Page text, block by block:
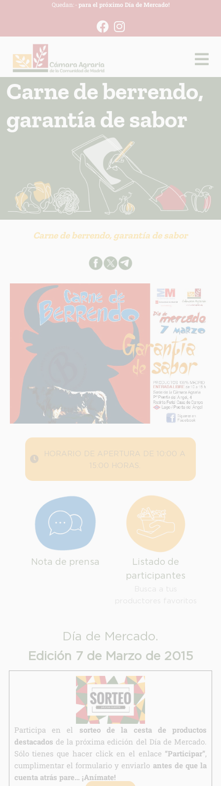
Quedan: -para el próximo Día de Mercado!
Carne de berrendo,
garantía de sabor
Carne de berrendo, garantía de sabor
HORARIO DE APERTURA DE 10:00 A
15:00 HORAS.
Nota de prensa
Listado de
participantes
Día de Mercado.
Edición 7 de Marzo de 2015
Participa en el sorteo de la cesta de productos
destacados de la próxima edición del Día de Mercado.
Sólo tienes que hacer click en el enlace “Participar”,
cumplimentar el formulario y enviarlo antes de que la
cuenta atrás pare… ¡Anímate!
INFORMACION SOBRE LA PROTECCIÓN DE TUS DATOS
link